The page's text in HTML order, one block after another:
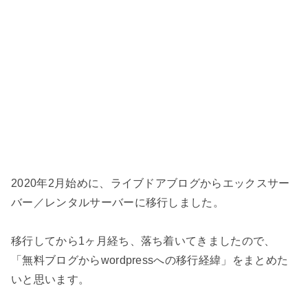
2020年2月始めに、ライブドアブログからエックスサー
バー／レンタルサーバーに移行しました。
移行してから1ヶ月経ち、落ち着いてきましたので、
「無料ブログからwordpressへの移行経緯」をまとめた
いと思います。